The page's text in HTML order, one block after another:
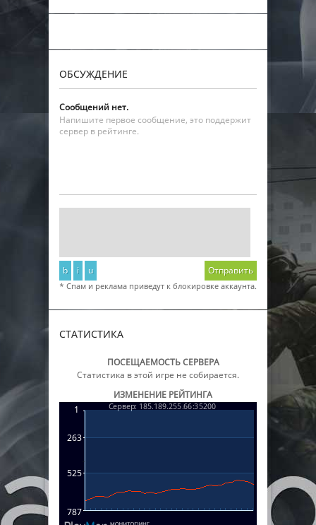
ОБСУЖДЕНИЕ
Сообщений нет.
Напишите первое сообщение, это поддержит
сервер в рейтинге.
b i u Отправить
* Спам и реклама приведут к блокировке аккаунта.
СТАТИСТИКА
ПОСЕЩАЕМОСТЬ СЕРВЕРА
Статистика в этой игре не собирается.
ИЗМЕНЕНИЕ РЕЙТИНГА